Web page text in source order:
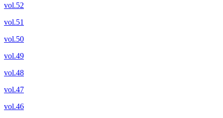
vol.52
vol.51
vol.50
vol.49
vol.48
vol.47
vol.46